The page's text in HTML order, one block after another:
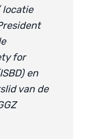
locatie
for
en
van de